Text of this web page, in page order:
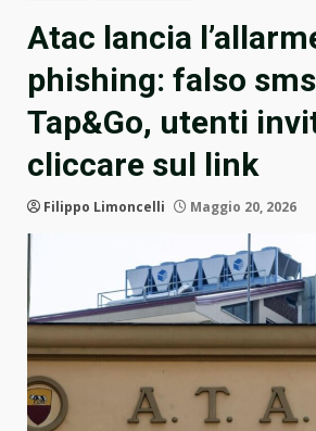
Atac lancia
phishing: falso
Tap&Go, utenti
cliccare sul link
Filippo Limoncelli Maggio 20, 2026